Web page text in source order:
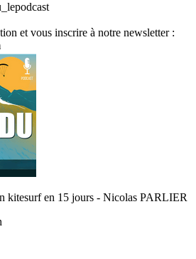
et vous inscrire à notre newsletter :
kitesurf en 15 jours - Nicolas PARLIER